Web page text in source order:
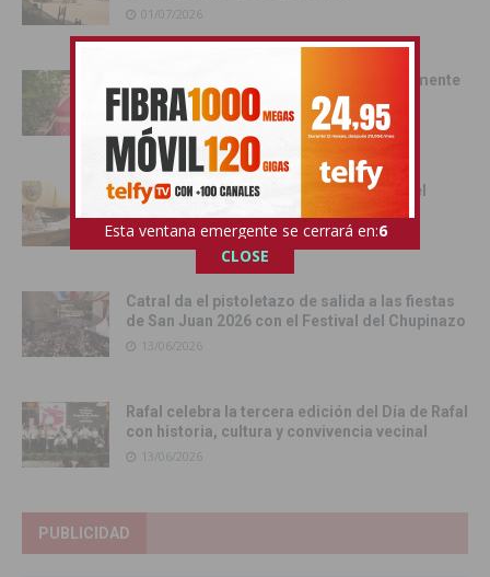
01/07/2026
Pilar Hernández, Armengola 2026: «realmente
soy una Armengola ‘Armengola'»
29/06/2026
Las senadoras de la Vega Baja acercan el
Senado a la comarca
17/06/2026
Catral da el pistoletazo de salida a las fiestas
de San Juan 2026 con el Festival del Chupinazo
13/06/2026
Rafal celebra la tercera edición del Día de Rafal
con historia, cultura y convivencia vecinal
13/06/2026
PUBLICIDAD
Esta ventana emergente se cerrará en:4
CLOSE